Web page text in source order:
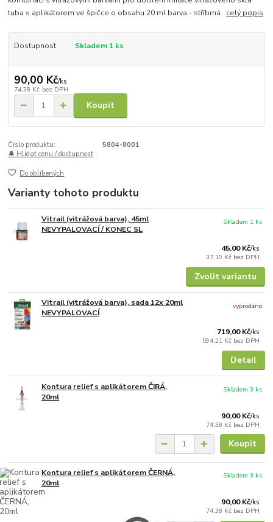
tuba s aplikátorem ve špičce o obsahu 20 ml barva - stříbrná celý popis
Dostupnost Skladem 1 ks
90,00 Kč/ks
74,38 Kč bez DPH
Koupit
Číslo produktu:
5804-8001
🔔 Hlídat cenu / dostupnost
Do oblíbených
Varianty tohoto produktu
Vitrail (vitrážová barva), 45ml
NEVYPALOVACÍ / KONEC SL
45,00 Kč/ks
37,19 Kč bez DPH
Skladem 1 ks
Zvolit variantu
Vitrail (vitrážová barva), sada 12x 20ml
NEVYPALOVACÍ
719,00 Kč/ks
594,21 Kč bez DPH
vyprodáno
Detail
Kontura relief s aplikátorem ČIRÁ,
20ml
90,00 Kč/ks
74,38 Kč bez DPH
Skladem 3 ks
Koupit
Kontura relief s aplikátorem ČERNÁ,
20ml
90,00 Kč/ks
74,38 Kč bez DPH
Skladem 3 ks